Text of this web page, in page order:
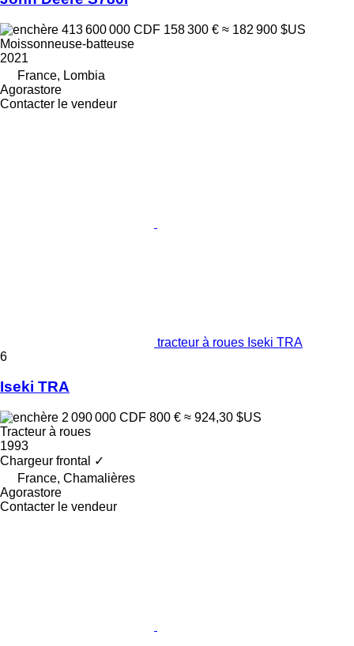
413 600 000 CDF 158 300 € ≈ 182 900 $US
Moissonneuse-batteuse
2021
France, Lombia
Agorastore
Contacter le vendeur
tracteur à roues Iseki TRA
6
Iseki TRA
2 090 000 CDF 800 € ≈ 924,30 $US
Tracteur à roues
1993
Chargeur frontal
✓
France, Chamalières
Agorastore
Contacter le vendeur